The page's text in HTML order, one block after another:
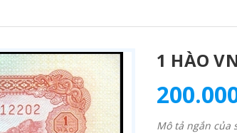
1 HÀO
Mô tả ngắn của